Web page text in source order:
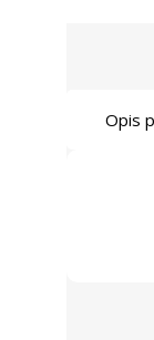
Opis